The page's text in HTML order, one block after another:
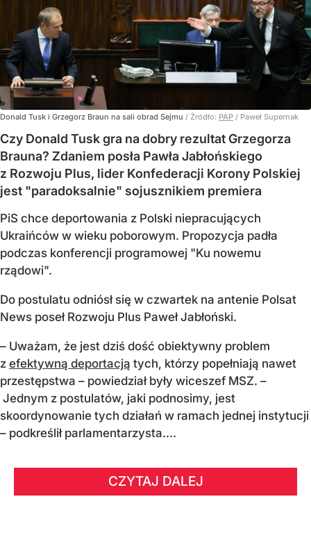
Donald Tusk i Grzegorz Braun na sali obrad Sejmu / Źródło: PAP / Paweł Supernak
Czy Donald Tusk gra na dobry rezultat Grzegorza
Brauna? Zdaniem posła Pawła Jabłońskiego
z Rozwoju Plus, lider Konfederacji Korony Polskiej
jest "paradoksalnie" sojusznikiem premiera
PiS chce deportowania z Polski niepracujących
Ukraińców w wieku poborowym. Propozycja padła
podczas konferencji programowej "Ku nowemu
rządowi".
Do postulatu odniósł się w czwartek na antenie Polsat
News poseł Rozwoju Plus Paweł Jabłoński.
– Uważam, że jest dziś dość obiektywny problem
z efektywną deportacją tych, którzy popełniają nawet
przestępstwa – powiedział były wiceszef MSZ. –
Jednym z postulatów, jaki podnosimy, jest
skoordynowanie tych działań w ramach jednej instytucji
– podkreślił parlamentarzysta....
CZYTAJ DALEJ